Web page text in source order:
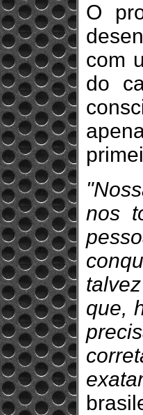
O
com
do
nos
que,